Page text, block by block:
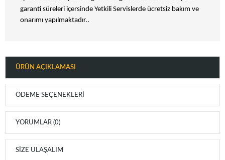
garanti süreleri içersinde Yetkili Servislerde ücretsiz bakım ve
onarımı yapılmaktadır..
ÜRÜN AÇIKLAMASI
ÖDEME SEÇENEKLERI
YORUMLAR (0)
SIZE ULAŞALIM